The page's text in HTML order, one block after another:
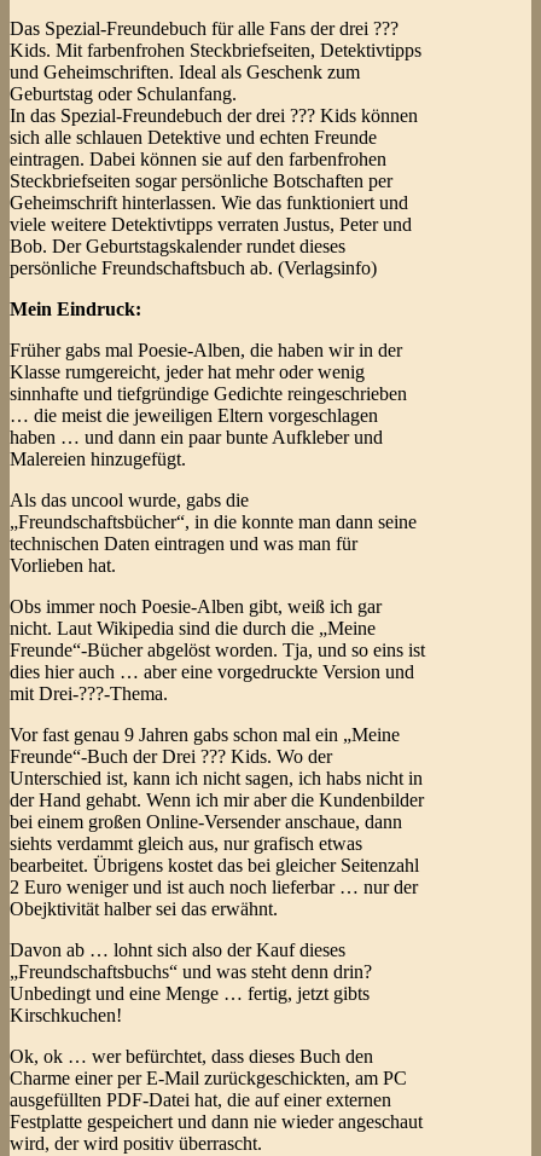
Das Spezial-Freundebuch für alle Fans der drei ???
Kids. Mit farbenfrohen Steckbriefseiten, Detektivtipps
und Geheimschriften. Ideal als Geschenk zum
Geburtstag oder Schulanfang.
In das Spezial-Freundebuch der drei ??? Kids können
sich alle schlauen Detektive und echten Freunde
eintragen. Dabei können sie auf den farbenfrohen
Steckbriefseiten sogar persönliche Botschaften per
Geheimschrift hinterlassen. Wie das funktioniert und
viele weitere Detektivtipps verraten Justus, Peter und
Bob. Der Geburtstagskalender rundet dieses
persönliche Freundschaftsbuch ab. (Verlagsinfo)
Mein Eindruck:
Früher gabs mal Poesie-Alben, die haben wir in der
Klasse rumgereicht, jeder hat mehr oder wenig
sinnhafte und tiefgründige Gedichte reingeschrieben
… die meist die jeweiligen Eltern vorgeschlagen
haben … und dann ein paar bunte Aufkleber und
Malereien hinzugefügt.
Als das uncool wurde, gabs die
„Freundschaftsbücher“, in die konnte man dann seine
technischen Daten eintragen und was man für
Vorlieben hat.
Obs immer noch Poesie-Alben gibt, weiß ich gar
nicht. Laut Wikipedia sind die durch die „Meine
Freunde“-Bücher abgelöst worden. Tja, und so eins ist
dies hier auch … aber eine vorgedruckte Version und
mit Drei-???-Thema.
Vor fast genau 9 Jahren gabs schon mal ein „Meine
Freunde“-Buch der Drei ??? Kids. Wo der
Unterschied ist, kann ich nicht sagen, ich habs nicht in
der Hand gehabt. Wenn ich mir aber die Kundenbilder
bei einem großen Online-Versender anschaue, dann
siehts verdammt gleich aus, nur grafisch etwas
bearbeitet. Übrigens kostet das bei gleicher Seitenzahl
2 Euro weniger und ist auch noch lieferbar … nur der
Obejktivität halber sei das erwähnt.
Davon ab … lohnt sich also der Kauf dieses
„Freundschaftsbuchs“ und was steht denn drin?
Unbedingt und eine Menge … fertig, jetzt gibts
Kirschkuchen!
Ok, ok … wer befürchtet, dass dieses Buch den
Charme einer per E-Mail zurückgeschickten, am PC
ausgefüllten PDF-Datei hat, die auf einer externen
Festplatte gespeichert und dann nie wieder angeschaut
wird, der wird positiv überrascht.